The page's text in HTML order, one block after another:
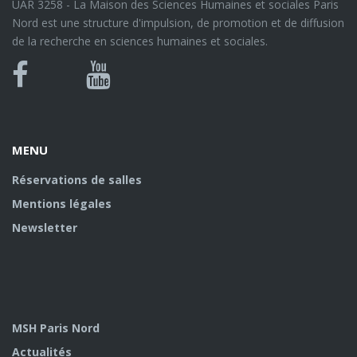
UAR 3258 - La Maison des Sciences Humaines et sociales Paris
Nord est une structure d'impulsion, de promotion et de diffusion
de la recherche en sciences humaines et sociales.
Bluesky
Canal
MENU
Réservations de salles
Mentions légales
Newsletter
MSH Paris Nord
Actualités